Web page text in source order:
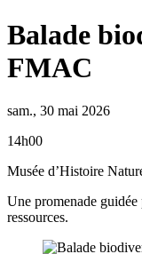
Balade
FMAC
sam., 30 mai 2026
14h00
Musée d’Histoire
Une promenade
ressources.